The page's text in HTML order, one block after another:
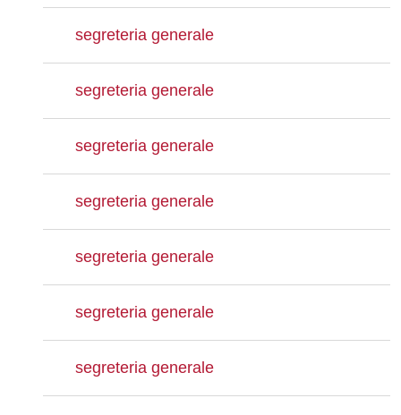
segreteria generale
segreteria generale
segreteria generale
segreteria generale
segreteria generale
segreteria generale
segreteria generale